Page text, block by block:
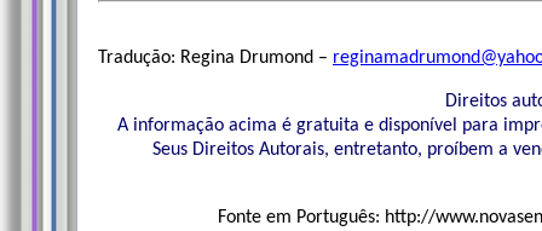
Tradução: Regina Drumond –
Direitos
A informação acima é gratuita e disponível para
Seus Direitos Autorais, entretanto, proíbem a
Fonte em Português: http://